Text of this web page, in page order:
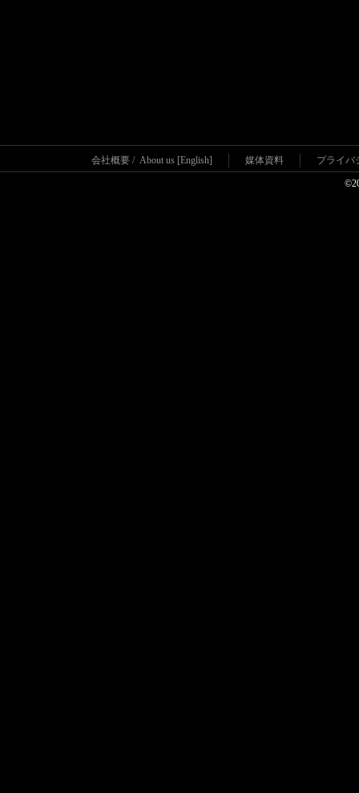
会社概要 / About us [English] 媒体資料 プライバ